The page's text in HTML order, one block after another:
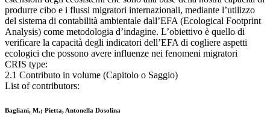
produrre cibo e i flussi migratori internazionali, mediante l’utilizzo
del sistema di contabilità ambientale dall’EFA (Ecological Footprint
Analysis) come metodologia d’indagine. L’obiettivo è quello di
verificare la capacità degli indicatori dell’EFA di cogliere aspetti
ecologici che possono avere influenze nei fenomeni migratori
CRIS type:
2.1 Contributo in volume (Capitolo o Saggio)
List of contributors:
Bagliani, M.; Pietta, Antonella Dosolina